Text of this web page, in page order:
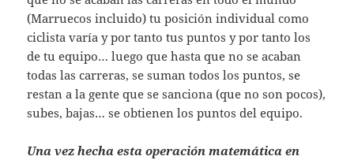
(Marruecos incluido) tu posición individual como
ciclista varía y por tanto tus puntos y por tanto los
de tu equipo… luego que hasta que no se acaban
todas las carreras, se suman todos los puntos, se
restan a la gente que se sanciona (que no son pocos),
subes, bajas… se obtienen los puntos del equipo.
Una vez hecha esta operación matemática en